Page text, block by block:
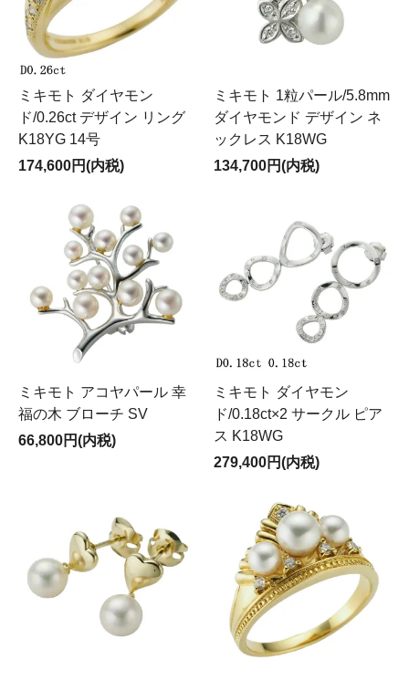
ミキモト ダイヤモン
ド/0.26ct デザイン リング
K18YG 14号
174,600円(内税)
ミキモト 1粒パール/5.8mm
ダイヤモンド デザイン ネ
ックレス K18WG
134,700円(内税)
ミキモト アコヤパール 幸
福の木 ブローチ SV
66,800円(内税)
ミキモト ダイヤモン
ド/0.18ct×2 サークル ピア
ス K18WG
279,400円(内税)